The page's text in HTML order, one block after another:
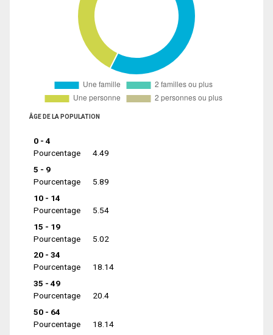
ÂGE DE LA POPULATION
0 - 4
Pourcentage
4.49
5 - 9
Pourcentage
5.89
10 - 14
Pourcentage
5.54
15 - 19
Pourcentage
5.02
20 - 34
Pourcentage
18.14
35 - 49
Pourcentage
20.4
50 - 64
Pourcentage
18.14